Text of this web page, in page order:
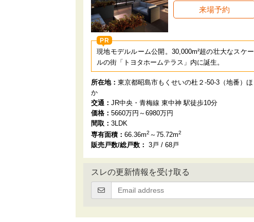
来場予約
PR
現地モデルルーム公開。30,000m²超の壮大なスケー
ルの街「トヨタホームテラス」内に誕生。
所在地： 東京都昭島市もくせいの杜２-50-3（地番）ほ
か
交通： JR中央・青梅線 東中神 駅徒歩10分
価格： 5660万円～6980万円
間取： 3LDK
専有面積： 66.36m2 ～75.72m2
販売戸数/総戸数： 3戸 / 68戸
スレの更新情報を受け取る